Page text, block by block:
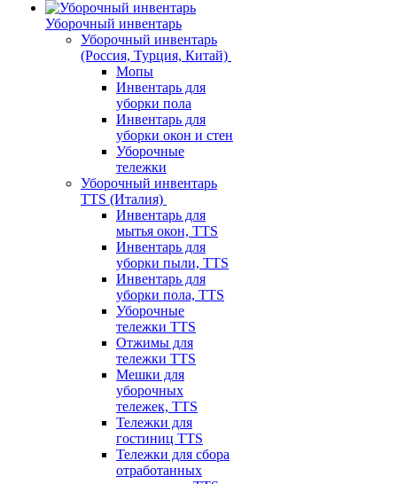
Уборочный инвентарь
Уборочный инвентарь
(Россия, Турция, Китай)
Мопы
Инвентарь для
уборки пола
Инвентарь для
уборки окон и стен
Уборочные
тележки
Уборочный инвентарь
TTS (Италия)
Инвентарь для
мытья окон, TTS
Инвентарь для
уборки пыли, TTS
Инвентарь для
уборки пола, TTS
Уборочные
тележки TTS
Отжимы для
тележки TTS
Мешки для
уборочных
тележек, TTS
Тележки для
гостиниц TTS
Тележки для сбора
отработанных